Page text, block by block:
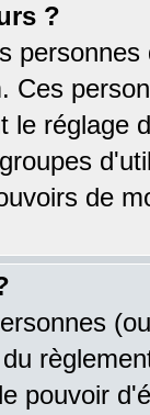
?
Ces
le réglage
de
pouvoir